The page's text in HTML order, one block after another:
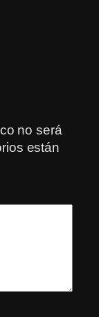
no será
están